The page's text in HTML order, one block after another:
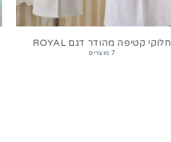
חלוקי קטיפה מהודר דגם ROYAL
7 מוצרים